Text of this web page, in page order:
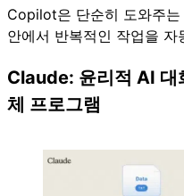
Copilot은 단순히 도와주
안에서 반복적인 작업을 자
Claude: 윤리적 AI 대
체 프로그램